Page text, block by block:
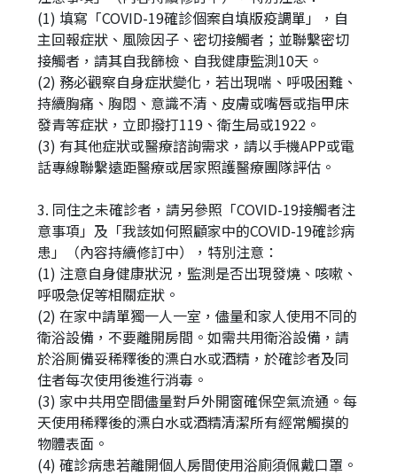
(1) 填寫「COVID-19確診個案自填版疫調單」，自
主回報症狀、風險因子、密切接觸者；並聯繫密切
接觸者，請其自我篩檢、自我健康監測10天。
(2) 務必觀察自身症狀變化，若出現喘、呼吸困難、
持續胸痛、胸悶、意識不清、皮膚或嘴唇或指甲床
發青等症狀，立即撥打119、衛生局或1922。
(3) 有其他症狀或醫療諮詢需求，請以手機APP或電
話專線聯繫遠距醫療或居家照護醫療團隊評估。
3. 同住之未確診者，請另參照「COVID-19接觸者注
意事項」及「我該如何照顧家中的COVID-19確診病
患」（內容持續修訂中），特別注意：
(1) 注意自身健康狀況，監測是否出現發燒、咳嗽、
呼吸急促等相關症狀。
(2) 在家中請單獨一人一室，儘量和家人使用不同的
衛浴設備，不要離開房間。如需共用衛浴設備，請
於浴厠備妥稀釋後的漂白水或酒精，於確診者及同
住者每次使用後進行消毒。
(3) 家中共用空間儘量對戶外開窗確保空氣流通。每
天使用稀釋後的漂白水或酒精清潔所有經常觸摸的
物體表面。
(4) 確診病患若離開個人房間使用浴廁須佩戴口罩。